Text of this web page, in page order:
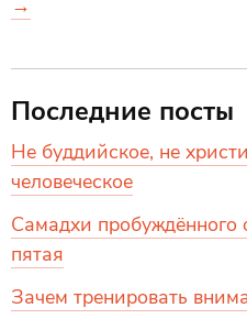
→
Последние посты
Не буддийское, не
человеческое
Самадхи пробуждённого
пятая
Зачем тренировать